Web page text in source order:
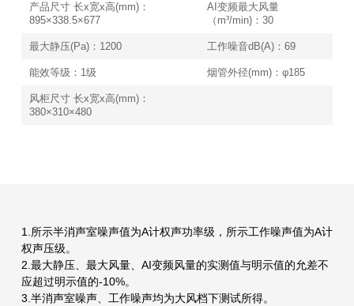
产品尺寸 长x宽x高(mm)：
895×338.5×677
AI变频最大风量
（m³/min)：30
最大静压(Pa)：1200 工作噪音dB(A)：69
能效等级：1级 烟管外径(mm)：φ185
风柜尺寸 长x宽x高(mm)：
380×310×480
1.所示半消声室噪声值为A计权声功率级，所示工作噪声值为A计
权声压级。
2.最大静压、最大风量、AI变频风量的实测值与明示值的允差不
应超过明示值的-10%。
3.半消声室噪声、工作噪声均为大风档下测试所得。